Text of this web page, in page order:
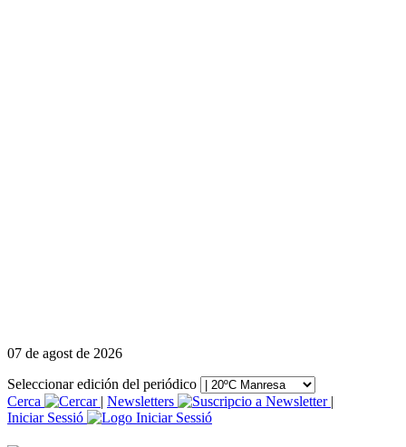
07 de agost de 2026
Seleccionar edición del periódico
Cerca
| Newsletters
|
Iniciar Sessió